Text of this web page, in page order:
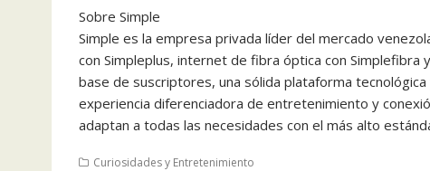
Sobre Simple
Simple es la empresa privada líder del mercado
con Simpleplus, internet de fibra óptica con Simplefibra
base de suscriptores, una sólida plataforma
experiencia diferenciadora de entretenimiento y
adaptan a todas las necesidades con el más alto
Curiosidades y Entretenimiento